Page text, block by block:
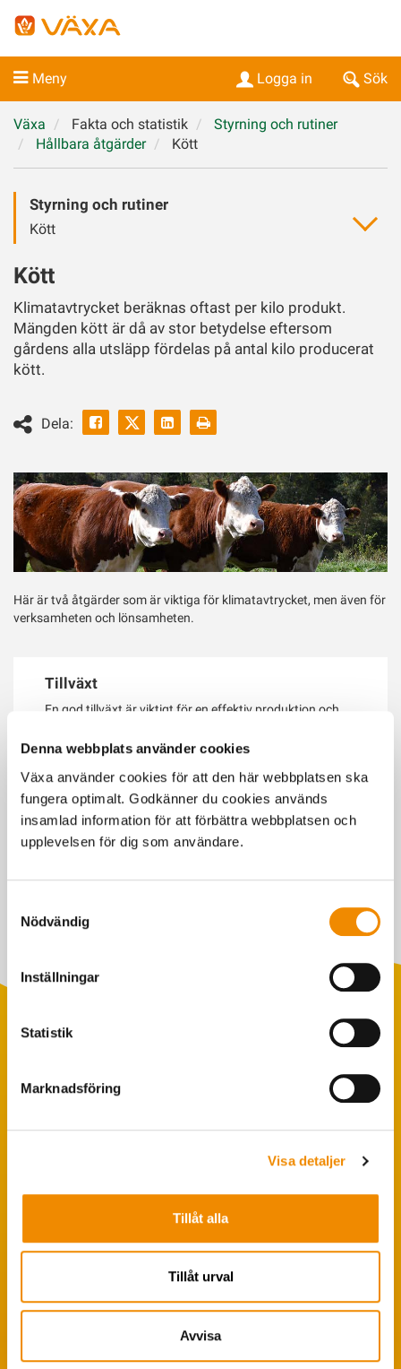
Denna webbplats använder cookies
Växa använder cookies för att den här webbplatsen ska
fungera optimalt. Godkänner du cookies används
insamlad information för att förbättra webbplatsen och
upplevelsen för dig som användare.
Nödvändig
Inställningar
Statistik
Marknadsföring
Visa detaljer
Tillåt alla
Tillåt urval
Avvisa
Meny Sök
Logga in
Växa Fakta och statistik
Styrning och rutiner
Hållbara åtgärder
Kött
Styrning och rutiner
Kött
Kött
Klimatavtrycket beräknas oftast per kilo produkt.
Mängden kött är då av stor betydelse eftersom
gårdens alla utsläpp fördelas på antal kilo producerat
kött.
Dela:
Facebook LinkedinSkriv
Här är två åtgärder som är viktiga för klimatavtrycket, men även för
verksamheten och lönsamheten.
Tillväxt
En god tillväxt är viktigt för en effektiv produktion och
Slaktmognad och köttkvalitet
Bedömning av slaktmognad är svårt och kräver träning.
Kokontrollen
Avelsstrategi